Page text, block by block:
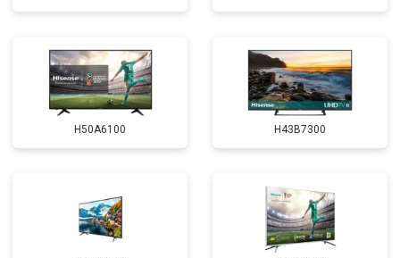
H50A6100 H43B7300